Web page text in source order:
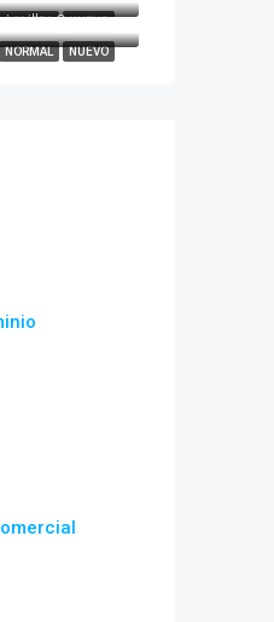
COMPRA NUEVO
NORMAL NUEVO
Qro.